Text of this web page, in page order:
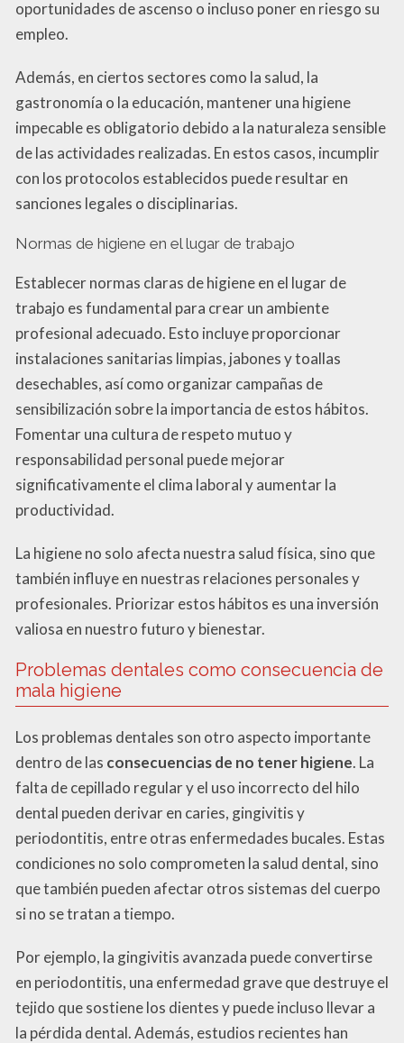
oportunidades de ascenso o incluso poner en riesgo su
empleo.
Además, en ciertos sectores como la salud, la
gastronomía o la educación, mantener una higiene
impecable es obligatorio debido a la naturaleza sensible
de las actividades realizadas. En estos casos, incumplir
con los protocolos establecidos puede resultar en
sanciones legales o disciplinarias.
Normas de higiene en el lugar de trabajo
Establecer normas claras de higiene en el lugar de
trabajo es fundamental para crear un ambiente
profesional adecuado. Esto incluye proporcionar
instalaciones sanitarias limpias, jabones y toallas
desechables, así como organizar campañas de
sensibilización sobre la importancia de estos hábitos.
Fomentar una cultura de respeto mutuo y
responsabilidad personal puede mejorar
significativamente el clima laboral y aumentar la
productividad.
La higiene no solo afecta nuestra salud física, sino que
también influye en nuestras relaciones personales y
profesionales. Priorizar estos hábitos es una inversión
valiosa en nuestro futuro y bienestar.
Problemas dentales como consecuencia de
mala higiene
Los problemas dentales son otro aspecto importante
dentro de las consecuencias de no tener higiene. La
falta de cepillado regular y el uso incorrecto del hilo
dental pueden derivar en caries, gingivitis y
periodontitis, entre otras enfermedades bucales. Estas
condiciones no solo comprometen la salud dental, sino
que también pueden afectar otros sistemas del cuerpo
si no se tratan a tiempo.
Por ejemplo, la gingivitis avanzada puede convertirse
en periodontitis, una enfermedad grave que destruye el
tejido que sostiene los dientes y puede incluso llevar a
la pérdida dental. Además, estudios recientes han